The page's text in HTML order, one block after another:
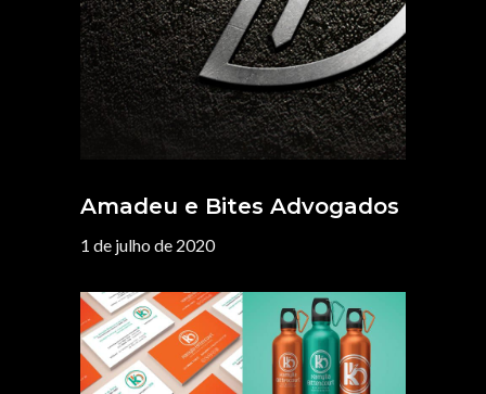
Amadeu e Bites Advogados
1 de julho de 2020